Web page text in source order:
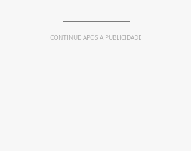
CONTINUE APÓS A PUBLICIDADE